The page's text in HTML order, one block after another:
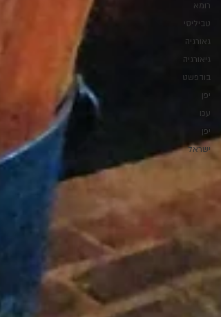
רומא
טביליסי
גאורגיה
גיאורגיה
בודפשט
יפן
עכו
יפן
ישראל